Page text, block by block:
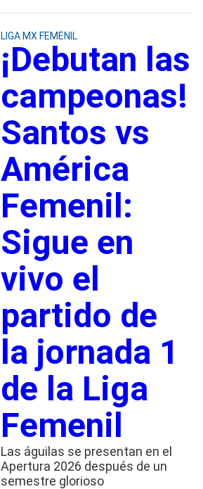
LIGA MX FEMENIL
¡Debutan las
campeonas!
Santos vs
América
Femenil:
Sigue en
vivo el
partido de
la jornada 1
de la Liga
Femenil
Las águilas se presentan en el
Apertura 2026 después de un
semestre glorioso